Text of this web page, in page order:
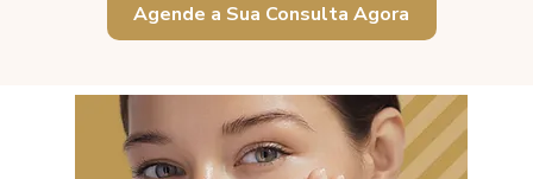
Agende a Sua Consulta Agora